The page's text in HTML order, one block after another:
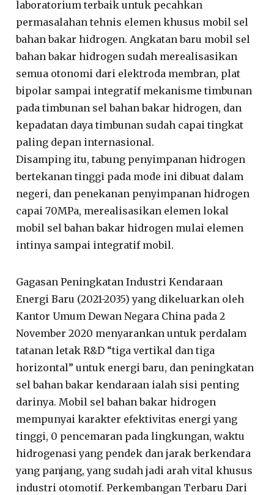
laboratorium terbaik untuk pecahkan
permasalahan tehnis elemen khusus mobil sel
bahan bakar hidrogen. Angkatan baru mobil sel
bahan bakar hidrogen sudah merealisasikan
semua otonomi dari elektroda membran, plat
bipolar sampai integratif mekanisme timbunan
pada timbunan sel bahan bakar hidrogen, dan
kepadatan daya timbunan sudah capai tingkat
paling depan internasional.
Disamping itu, tabung penyimpanan hidrogen
bertekanan tinggi pada mode ini dibuat dalam
negeri, dan penekanan penyimpanan hidrogen
capai 70MPa, merealisasikan elemen lokal
mobil sel bahan bakar hidrogen mulai elemen
intinya sampai integratif mobil.
Gagasan Peningkatan Industri Kendaraan
Energi Baru (2021-2035) yang dikeluarkan oleh
Kantor Umum Dewan Negara China pada 2
November 2020 menyarankan untuk perdalam
tatanan letak R&D “tiga vertikal dan tiga
horizontal” untuk energi baru, dan peningkatan
sel bahan bakar kendaraan ialah sisi penting
darinya. Mobil sel bahan bakar hidrogen
mempunyai karakter efektivitas energi yang
tinggi, 0 pencemaran pada lingkungan, waktu
hidrogenasi yang pendek dan jarak berkendara
yang panjang, yang sudah jadi arah vital khusus
industri otomotif. Perkembangan Terbaru Dari